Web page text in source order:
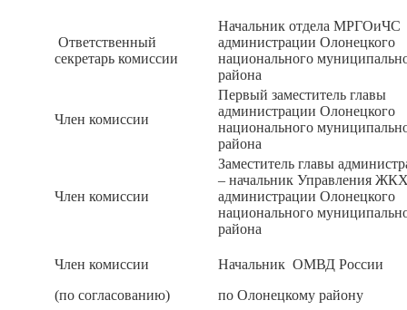
Ответственный
секретарь комиссии
Начальник отдела МРГОиЧС
администрации Олонецкого
национального
района
Член комиссии
Первый заместитель главы
администрации Олонецкого
национального
района
Член комиссии
Заместитель главы
– начальник Управления
администрации Олонецкого
национального
района
Член комиссии
(по согласованию)
Начальник ОМВД России
по Олонецкому району